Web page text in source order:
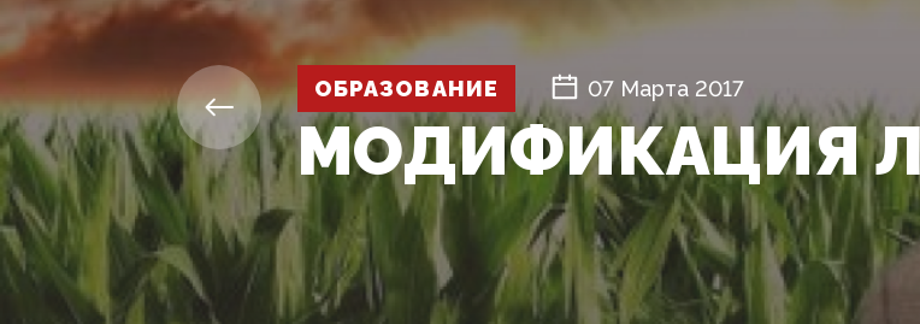
ОБРАЗОВАНИЕ 07 Марта 2017
МОДИФИКАЦИЯ